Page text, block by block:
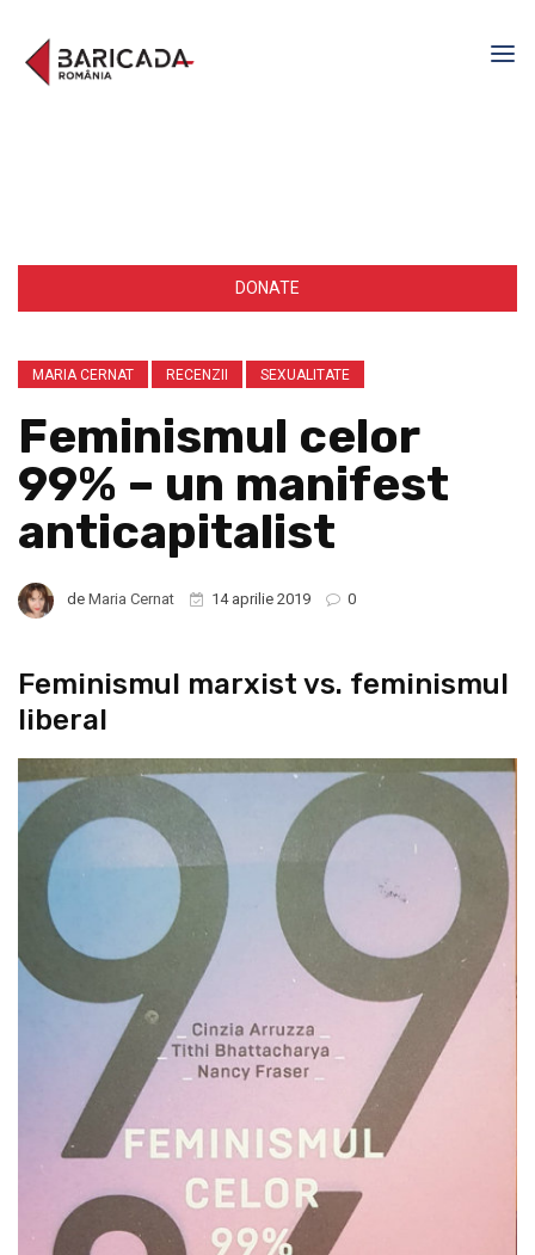
DONATE
MARIA CERNAT RECENZII SEXUALITATE
Feminismul celor
99% – un manifest
anticapitalist
de Maria Cernat 14 aprilie 2019 0
Feminismul marxist vs. feminismul
liberal